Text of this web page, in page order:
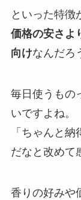
といった特徴
価格の安さよ
向けなんだろ
毎日使うもの
いですよね。
「ちゃんと
だなと改めて
香りの好みや